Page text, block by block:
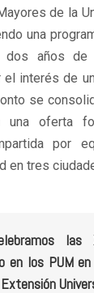
de la
una
dos años
el interés de
se
oferta
por
en tres
las
en los PUM